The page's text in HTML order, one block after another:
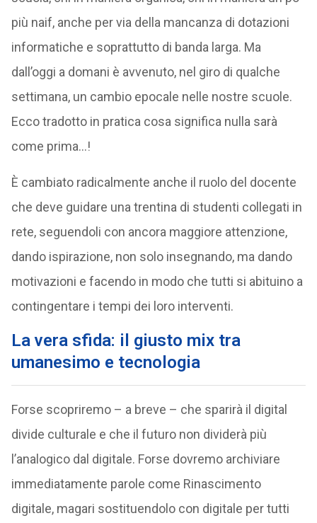
più naif, anche per via della mancanza di dotazioni
informatiche e soprattutto di banda larga. Ma
dall’oggi a domani è avvenuto, nel giro di qualche
settimana, un cambio epocale nelle nostre scuole.
Ecco tradotto in pratica cosa significa nulla sarà
come prima…!
È cambiato radicalmente anche il ruolo del docente
che deve guidare una trentina di studenti collegati in
rete, seguendoli con ancora maggiore attenzione,
dando ispirazione, non solo insegnando, ma dando
motivazioni e facendo in modo che tutti si abituino a
contingentare i tempi dei loro interventi.
La vera sfida: il giusto mix tra
umanesimo e tecnologia
Forse scopriremo – a breve – che sparirà il digital
divide culturale e che il futuro non dividerà più
l’analogico dal digitale. Forse dovremo archiviare
immediatamente parole come Rinascimento
digitale, magari sostituendolo con digitale per tutti